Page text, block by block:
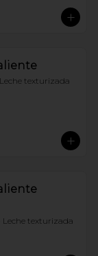
texturizada
Leche texturizada